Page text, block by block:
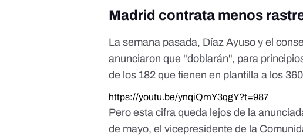
Madrid contrata menos
La semana pasada, Díaz Ayuso y el
anunciaron que "doblarán", para
de los 182 que tienen en plantilla a los
https://youtu.be/ynqiQmY3qgY?t=987
Pero esta cifra queda lejos de la
de mayo, el vicepresidente de la